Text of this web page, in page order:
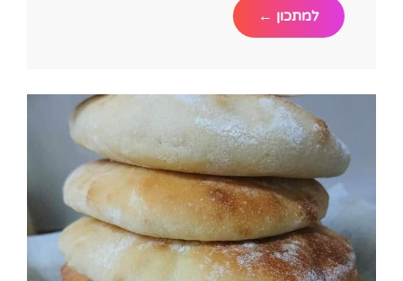
למתכון ← לחם
פרנה